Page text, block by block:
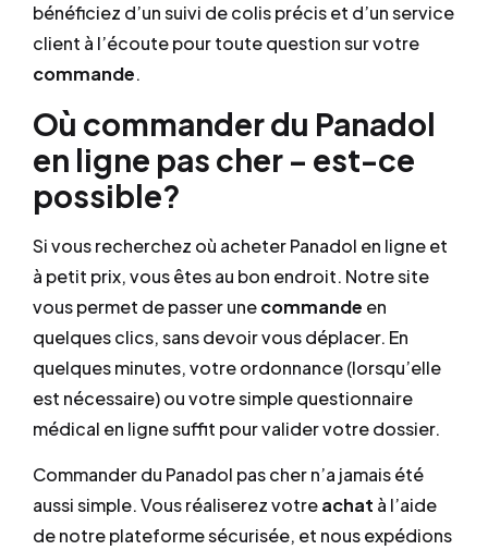
bénéficiez d’un suivi de colis précis et d’un service
client à l’écoute pour toute question sur votre
commande.
Où commander du Panadol
en ligne pas cher – est-ce
possible?
Si vous recherchez où acheter Panadol en ligne et
à petit prix, vous êtes au bon endroit. Notre site
vous permet de passer unecommande en
quelques clics, sans devoir vous déplacer. En
quelques minutes, votre ordonnance (lorsqu’elle
est nécessaire) ou votre simple questionnaire
médical en ligne suffit pour valider votre dossier.
Commander du Panadol pas cher n’a jamais été
aussi simple. Vous réaliserez votreachat à l’aide
de notre plateforme sécurisée, et nous expédions